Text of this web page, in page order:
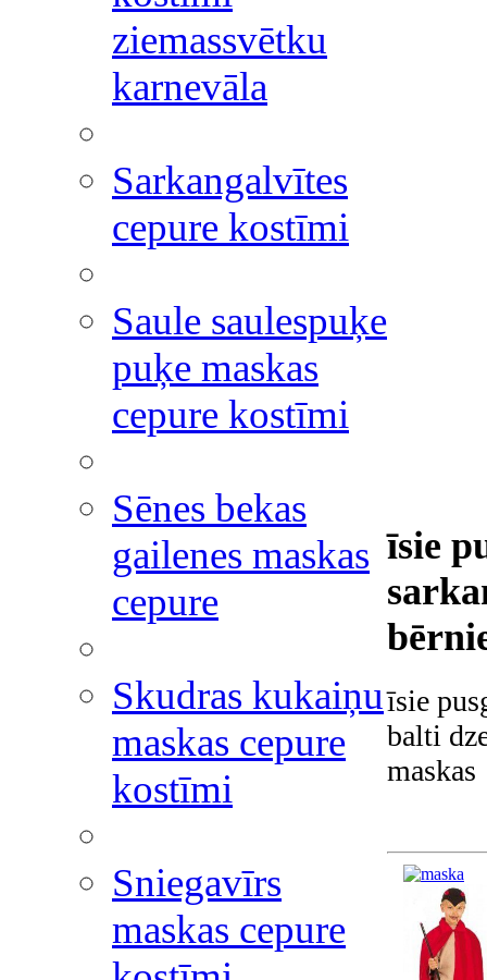
ziemassvētku
karnevāla
Sarkangalvītes
cepure kostīmi
Saule saulespuķe
puķe maskas
cepure kostīmi
Sēnes bekas
gailenes maskas
cepure
Skudras kukaiņu
maskas cepure
kostīmi
Sniegavīrs
maskas cepure
īsie
īsie
balti
maskas